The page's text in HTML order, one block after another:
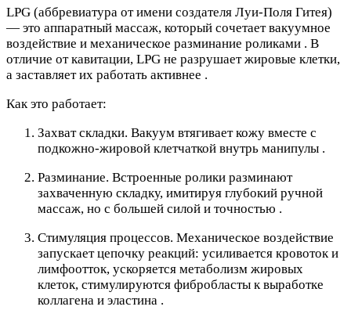
LPG (аббревиатура от имени создателя Луи-Поля Гитея)
— это аппаратный массаж, который сочетает вакуумное
воздействие и механическое разминание роликами . В
отличие от кавитации, LPG не разрушает жировые клетки,
а заставляет их работать активнее .
Как это работает:
Захват складки. Вакуум втягивает кожу вместе с
подкожно-жировой клетчаткой внутрь манипулы .
Разминание. Встроенные ролики разминают
захваченную складку, имитируя глубокий ручной
массаж, но с большей силой и точностью .
Стимуляция процессов. Механическое воздействие
запускает цепочку реакций: усиливается кровоток и
лимфоотток, ускоряется метаболизм жировых
клеток, стимулируются фибробласты к выработке
коллагена и эластина .